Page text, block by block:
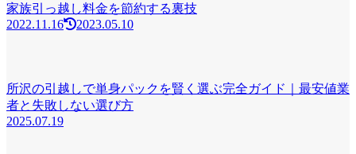
家族引っ越し料金を節約する裏技
2022.11.16
2023.05.10
所沢の引越しで単身パックを賢く選ぶ完全ガイド｜最安値業
者と失敗しない選び方
2025.07.19